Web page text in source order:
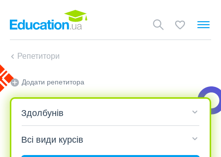
Репетитори
Додати репетитора